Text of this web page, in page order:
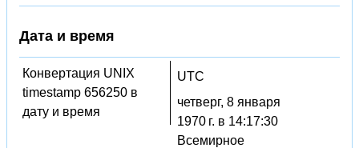
Дата и время
Конвертация UNIX
timestamp 656250 в
дату и время
UTC
четверг, 8 января
1970 г. в 14:17:30
Всемирное